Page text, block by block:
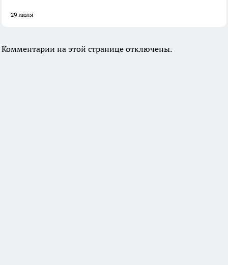
29 июля
Комментарии на этой странице отключены.